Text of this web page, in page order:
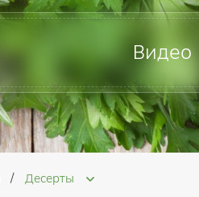
Видео
Десерты